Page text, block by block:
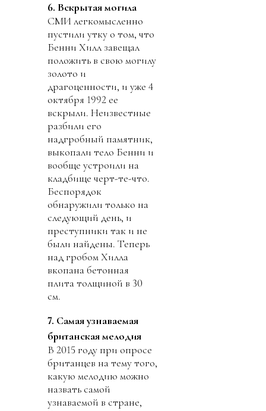
6. Вскрытая могила
СМИ легкомысленно
пустили утку о том, что
Бенни Хилл завещал
положить в свою могилу
золото и
драгоценности, и уже 4
октября 1992 ее
вскрыли. Неизвестные
разбили его
надгробный памятник,
выкопали тело Бенни и
вообще устроили на
кладбище черт-те-что.
Беспорядок
обнаружили только на
следующий день, и
преступники так и не
были найдены. Теперь
над гробом Хилла
вкопана бетонная
плита толщиной в 30
см.
7. Самая узнаваемая
британская мелодия
В 2015 году при опросе
британцев на тему того,
какую мелодию можно
назвать самой
узнаваемой в стране,